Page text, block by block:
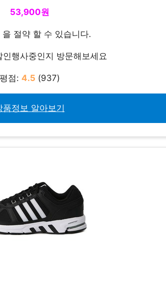
53,900원
절약 할 수 있습니다.
인행사중인지 방문해보세요
평점: 4.5 (937)
품정보 알아보기